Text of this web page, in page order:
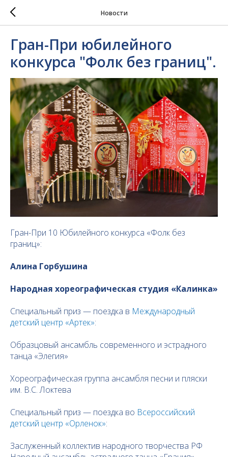
Новости
Гран-При юбилейного
конкурса "Фолк без границ".
Гран-При 10 Юбилейного конкурса «Фолк без
границ»:
Алина Горбушина
Народная хореографическая студия «Калинка»
Специальный приз — поездка в Международный
детский центр «Артек»:
Образцовый ансамбль современного и эстрадного
танца «Элегия»
Хореографическая группа ансамбля песни и пляски
им. В.С. Локтева
Специальный приз — поездка во Всероссийский
детский центр «Орленок»:
Заслуженный коллектив народного творчества РФ